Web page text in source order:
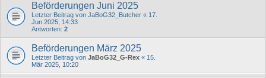
Beförderungen Juni 2025
Letzter Beitrag von JaBoG32_Butcher « 17.
Jun 2025, 14:33
Antworten: 2
Beförderungen März 2025
Letzter Beitrag von JaBoG32_G-Rex « 15.
Mär 2025, 10:20